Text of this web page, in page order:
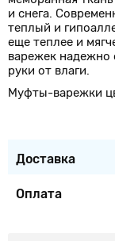
и снега.
теплый и
еще теплее и
варежек
руки от влаги.
Муфты-варежки
Доставка
Оплата